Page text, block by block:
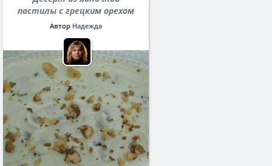
пастилы с грецким орехом
Автор Надежда